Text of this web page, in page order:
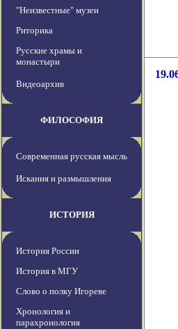
"Неизвестные" музеи
Риторика
Русские храмы и
монастыри
Видеоархив
ФИЛОСОФИЯ
Современная русская мысль
Искания и размышления
ИСТОРИЯ
История России
История в МГУ
Слово о полку Игореве
Хронология и
парахронология